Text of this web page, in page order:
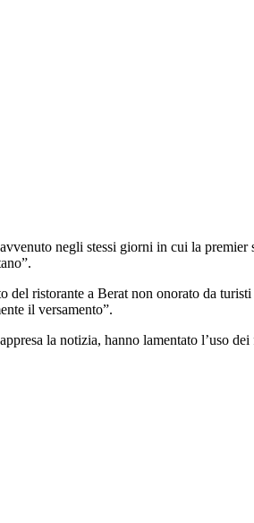
negli stessi giorni in cui la premier
del ristorante a Berat non onorato da
il versamento”.
la notizia, hanno lamentato l’uso